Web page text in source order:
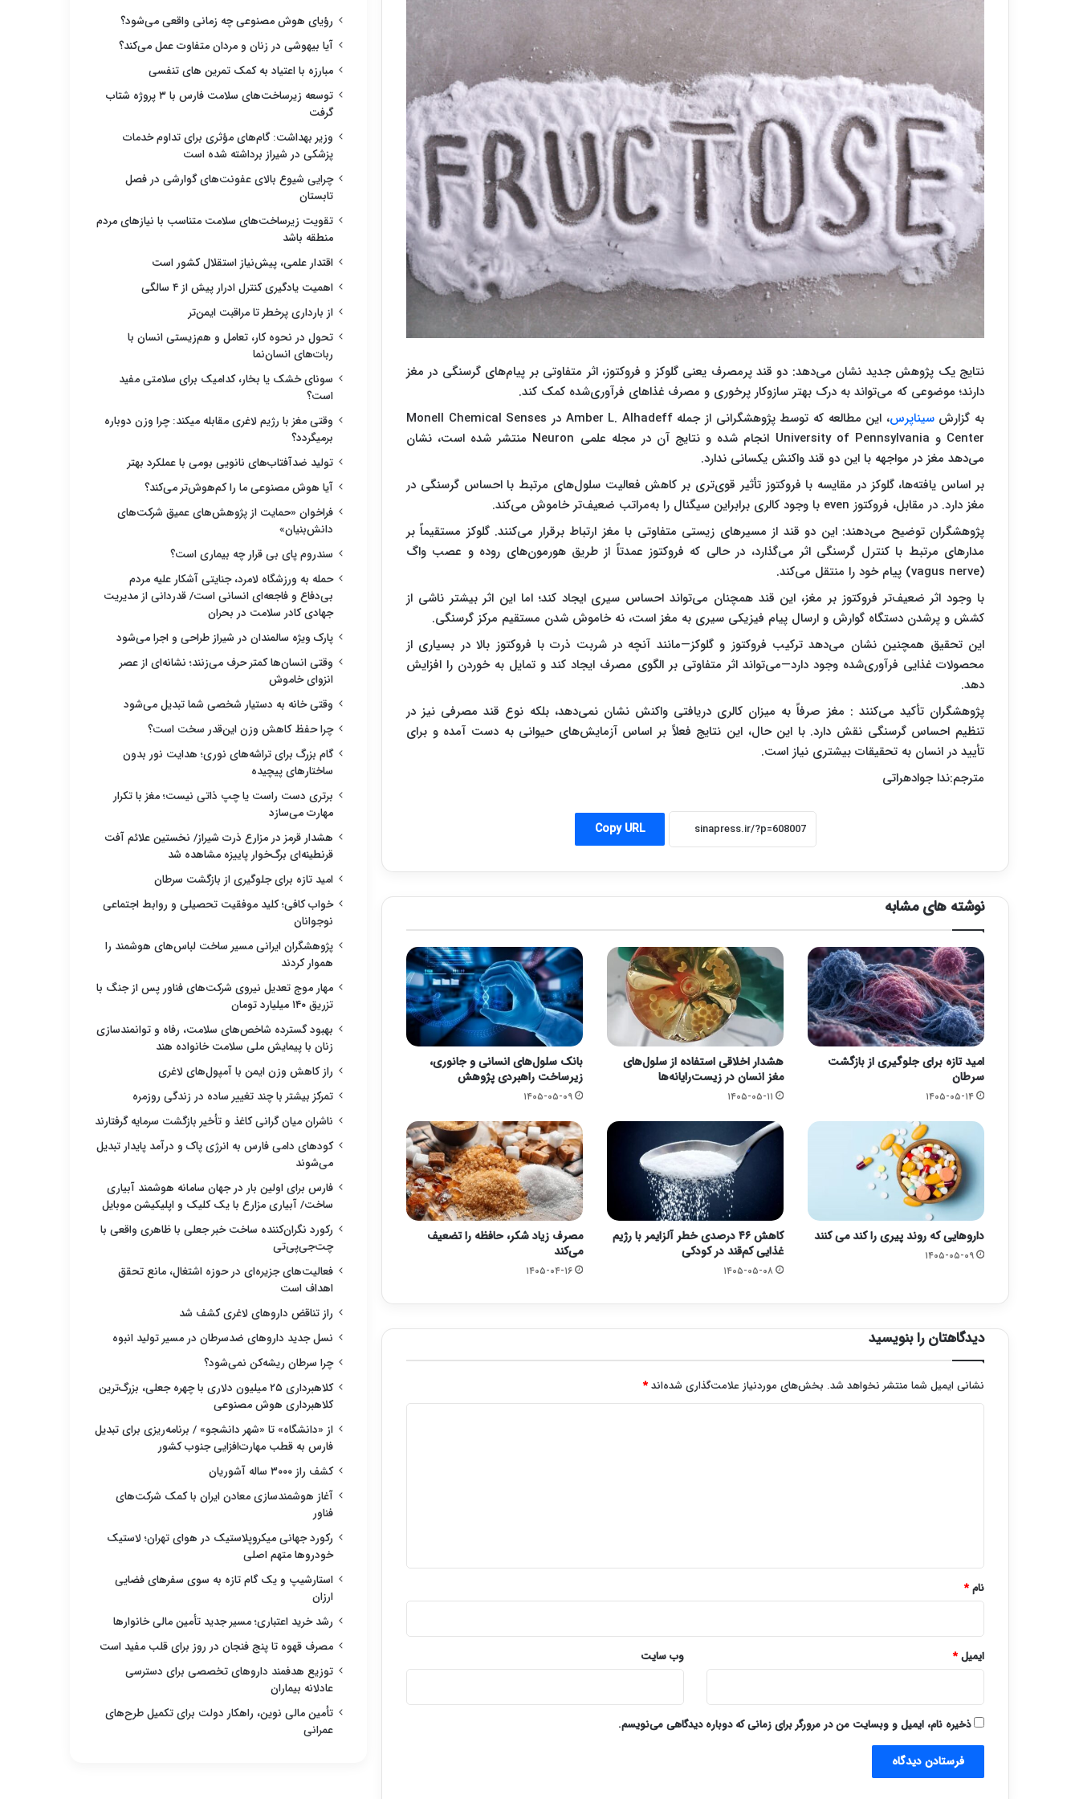
نتایج یک پژوهش جدید نشان می‌دهد: دو قند پرمصرف یعنی گلوکز و فروکتوز، اثر متفاوتی بر پیام‌های گرسنگی در مغز
دارند؛ موضوعی که می‌تواند به درک بهتر سازوکار پرخوری و مصرف غذاهای فرآوری‌شده کمک کند.
به گزارشسیناپرس
، این مطالعه که توسط پژوهشگرانی از جمله Amber L. Alhadeff در Monell Chemical Senses
Center و University of Pennsylvania انجام شده و نتایج آن در مجله علمی Neuron منتشر شده است، نشان
می‌دهد مغز در مواجهه با این دو قند واکنش یکسانی ندارد.
بر اساس یافته‌ها، گلوکز در مقایسه با فروکتوز تأثیر قوی‌تری بر کاهش فعالیت سلول‌های مرتبط با احساس گرسنگی در
مغز دارد. در مقابل، فروکتوز even با وجود کالری برابراین سیگنال را به‌مراتب ضعیف‌تر خاموش می‌کند.
پژوهشگران توضیح می‌دهند: این دو قند از مسیرهای زیستی متفاوتی با مغز ارتباط برقرار می‌کنند. گلوکز مستقیماً بر
مدارهای مرتبط با کنترل گرسنگی اثر می‌گذارد، در حالی که فروکتوز عمدتاً از طریق هورمون‌های روده و عصب واگ
(vagus nerve) پیام خود را منتقل می‌کند.
با وجود اثر ضعیف‌تر فروکتوز بر مغز، این قند همچنان می‌تواند احساس سیری ایجاد کند؛ اما این اثر بیشتر ناشی از
کشش و پرشدن دستگاه گوارش و ارسال پیام فیزیکی سیری به مغز است، نه خاموش شدن مستقیم مرکز گرسنگی.
این تحقیق همچنین نشان می‌دهد ترکیب فروکتوز و گلوکز—مانند آنچه در شربت ذرت با فروکتوز بالا در بسیاری از
محصولات غذایی فرآوری‌شده وجود دارد—می‌تواند اثر متفاوتی بر الگوی مصرف ایجاد کند و تمایل به خوردن را افزایش
دهد.
پژوهشگران تأکید می‌کنند : مغز صرفاً به میزان کالری دریافتی واکنش نشان نمی‌دهد، بلکه نوع قند مصرفی نیز در
تنظیم احساس گرسنگی نقش دارد. با این حال، این نتایج فعلاً بر اساس آزمایش‌های حیوانی به دست آمده و برای
تأیید در انسان به تحقیقات بیشتری نیاز است.
مترجم:ندا جوادهراتی
Copy URL
نوشته های مشابه
امید تازه برای جلوگیری از بازگشت
سرطان
۱۴۰۵-۰۵-۱۴
هشدار اخلاقی استفاده از سلول‌های
مغز انسان در زیست‌رایانه‌ها
۱۴۰۵-۰۵-۱۱
بانک سلول‌های انسانی و جانوری،
زیرساخت‌ راهبردی پژوهش
۱۴۰۵-۰۵-۰۹
داروهایی که روند پیری را کند می کنند
۱۴۰۵-۰۵-۰۹
کاهش ۴۶ درصدی خطر آلزایمر با رژیم
غذایی کم‌قند در کودکی
۱۴۰۵-۰۵-۰۸
مصرف زیاد شکر، حافظه را تضعیف
می‌کند
۱۴۰۵-۰۴-۱۶
دیدگاهتان را بنویسید
نشانی ایمیل شما منتشر نخواهد شد. بخش‌های موردنیاز علامت‌گذاری شده‌اند*
نام*
ایمیل* وب‌ سایت
ذخیره نام، ایمیل و وبسایت من در مرورگر برای زمانی که دوباره دیدگاهی می‌نویسم.
رؤیای هوش مصنوعی چه زمانی واقعی می‌شود؟
آیا بیهوشی در زنان و مردان متفاوت عمل می‌کند؟
مبارزه با اعتیاد به کمک تمرین های تنفسی
توسعه زیرساخت‌های سلامت فارس با ۳ پروژه شتاب
گرفت
وزیر بهداشت: گام‌های مؤثری برای تداوم خدمات
پزشکی در شیراز برداشته شده است
چرایی شیوع بالای عفونت‌های گوارشی در فصل
تابستان
تقویت زیرساخت‌های سلامت متناسب با نیازهای مردم
منطقه باشد
اقتدار علمی، پیش‌نیاز استقلال کشور است
اهمیت یادگیری کنترل ادرار پیش از ۴ سالگی
از بارداری پرخطر تا مراقبت ایمن‌تر
تحول در نحوه کار، تعامل و هم‌زیستی انسان با
ربات‌های انسان‌نما
سونای خشک یا بخار، کدامیک برای سلامتی مفید
است؟
وقتی مغز با رژیم لاغری مقابله میکند: چرا وزن دوباره
برمیگردد؟
تولید ضدآفتاب‌های نانویی بومی با عملکرد بهتر
آیا هوش مصنوعی ما را کم‌هوش‌تر می‌کند؟
فراخوان «حمایت از پژوهش‌های عمیق شرکت‌های
دانش‌بنیان»
سندروم پای بی قرار چه بیماری است؟
حمله به ورزشگاه لامرد، جنایتی آشکار علیه مردم
بی‌دفاع و فاجعه‌ای انسانی است/ قدردانی از مدیریت
جهادی کادر سلامت در بحران
پارک ویژه سالمندان در شیراز طراحی و اجرا می‌شود
وقتی انسان‌ها کمتر حرف می‌زنند؛ نشانه‌ای از عصر
انزوای خاموش
وقتی خانه به دستیار شخصی شما تبدیل می‌شود
چرا حفظ کاهش وزن این‌قدر سخت است؟
گام بزرگ برای تراشه‌های نوری؛ هدایت نور بدون
ساختارهای پیچیده
برتری دست راست یا چپ ذاتی نیست؛ مغز با تکرار
مهارت می‌سازد
هشدار قرمز در مزارع ذرت شیراز/ نخستین علائم آفت
قرنطینه‌ای برگ‌خوار پاییزه مشاهده شد
امید تازه برای جلوگیری از بازگشت سرطان
خواب کافی؛ کلید موفقیت تحصیلی و روابط اجتماعی
نوجوانان
پژوهشگران ایرانی مسیر ساخت لباس‌های هوشمند را
هموار کردند
مهار موج تعدیل نیروی شرکت‌های فناور پس از جنگ با
تزریق ۱۴۰ میلیارد تومان
بهبود گسترده شاخص‌های سلامت، رفاه و توانمندسازی
زنان با پیمایش ملی سلامت خانواده هند
راز کاهش وزن ایمن با آمپول‌های لاغری
تمرکز بیشتر با چند تغییر ساده در زندگی روزمره
ناشران میان گرانی کاغذ و تأخیر بازگشت سرمایه گرفتارند
کودهای دامی فارس به انرژی پاک و درآمد پایدار تبدیل
می‌شوند
فارس برای اولین بار در جهان سامانه هوشمند آبیاری
ساخت/ آبیاری مزارع با یک کلیک و اپلیکیشن موبایل
رکورد نگران‌کننده ساخت خبر جعلی با ظاهری واقعی با
چت‌جی‌پی‌تی
فعالیت‌های جزیره‌ای در حوزه اشتغال، مانع تحقق
اهداف است
راز تناقض داروهای لاغری کشف شد
نسل جدید داروهای ضدسرطان در مسیر تولید انبوه
چرا سرطان ریشه‌کن نمی‌شود؟
کلاهبرداری ۲۵ میلیون دلاری با چهره جعلی، بزرگ‌ترین
کلاهبرداری هوش مصنوعی
از «دانشگاه» تا «شهر دانشجو» / برنامه‌ریزی برای تبدیل
فارس به قطب مهارت‌افزایی جنوب کشور
کشف راز ۳۰۰۰ ساله آشوریان
آغاز هوشمندسازی معادن ایران با کمک شرکت‌های
فناور
رکورد جهانی میکروپلاستیک در هوای تهران؛ لاستیک
خودروها متهم اصلی
استارشیپ و یک گام تازه به سوی سفرهای فضایی
ارزان
رشد خرید اعتباری؛ مسیر جدید تأمین مالی خانوارها
مصرف قهوه تا پنج فنجان در روز برای قلب مفید است
توزیع هدفمند داروهای تخصصی برای دسترسی
عادلانه بیماران
تأمین مالی نوین، راهکار دولت برای تکمیل طرح‌های
عمرانی